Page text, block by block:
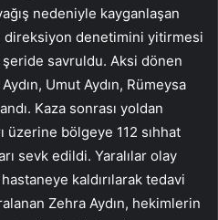
nedeniyle kayganlaşan
direksiyon denetimini yitirmesi
savruldu. Aksi dönen
Umut Aydın, Rümeysa
Kaza sonrası yoldan
bölgeye 112 sıhhat
sevk edildi. Yaralılar olay
kaldırılarak tedavi
Zehra Aydın, hekimlerin